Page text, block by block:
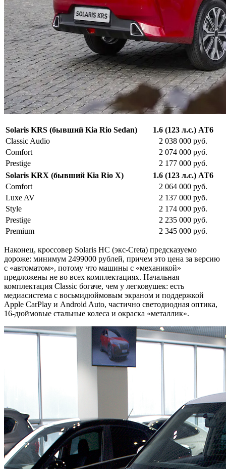
Solaris KRS (бывший Kia Rio Sedan)
1.6 (123 л.с.) AT6
Classic Audio
2 038 000 руб.
Comfort
2 074 000 руб.
Prestige
2 177 000 руб.
Solaris KRX (бывший Kia Rio X)
1.6 (123 л.с.) AT6
Comfort
2 064 000 руб.
Luxe AV
2 137 000 руб.
Style
2 174 000 руб.
Prestige
2 235 000 руб.
Premium
2 345 000 руб.
Наконец, кроссовер Solaris HC (экс-Creta) предсказуемо
дороже: минимум 2499000 рублей, причем это цена за версию
с «автоматом», потому что машины с «механикой»
предложены не во всех комплектациях. Начальная
комплектация Classic богаче, чем у легковушек: есть
медиасистема с восьмидюймовым экраном и поддержкой
Аpple CarPlay и Android Auto, частично светодиодная оптика,
16-дюймовые стальные колеса и окраска «металлик».